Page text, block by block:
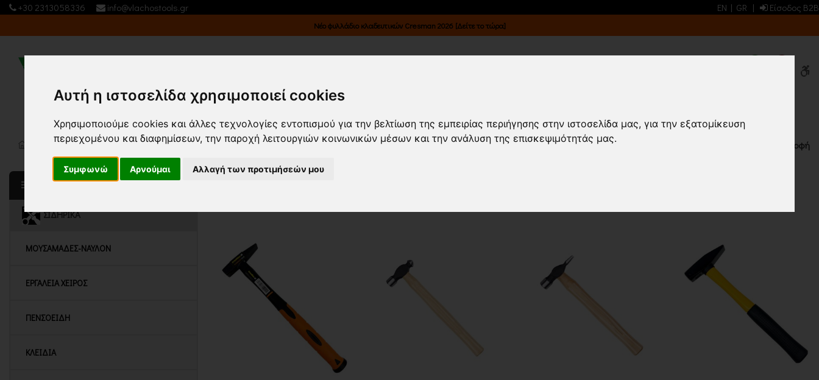
Αυτή η ιστοσελίδα χρησιμοποιεί cookies
Χρησιμοποιούμε cookies και άλλες τεχνολογίες εντοπισμού για την βελτίωση της εμπειρίας περιήγησης στην ιστοσελίδα μας, για την εξατομίκευση
περιεχομένου και διαφημίσεων, την παροχή λειτουργιών κοινωνικών μέσων και την ανάλυση της επισκεψιμότητάς μας.
Συμφωνώ Αρνούμαι Αλλαγή των προτιμήσεών μου
+30 2313058336 info@vlachostools.gr EN | GR | Είσοδος B2B
Νέο φυλλάδιο κλαδευτικών Cresman 2026 [Δείτε το τώρα]
ΣΙΔΗΡΙΚΑ/ ΣΦΥΡΙΑ-ΒΑΡΙΟΠΟΥΛΕΣ-ΒΑΡΙΕΣ/ ΣΦΥΡΙΑ
Κεντρική σελίδα ΣΙΔΗΡΙΚΑ ΣΦΥΡΙΑ-ΒΑΡΙΟΠΟΥΛΕΣ-ΒΑΡΙΕΣ ΣΦΥΡΙΑ(6) Επιστροφή
ΚΑΤΗΓΟΡΙΕΣ
ΣΙΔΗΡΙΚΑ
ΜΟΥΣΑΜΑΔΕΣ-ΝΑΥΛΟΝ
ΕΡΓΑΛΕΙΑ ΧΕΙΡΟΣ
ΠΕΝΣΟΕΙΔΗ
ΚΛΕΙΔΙΑ